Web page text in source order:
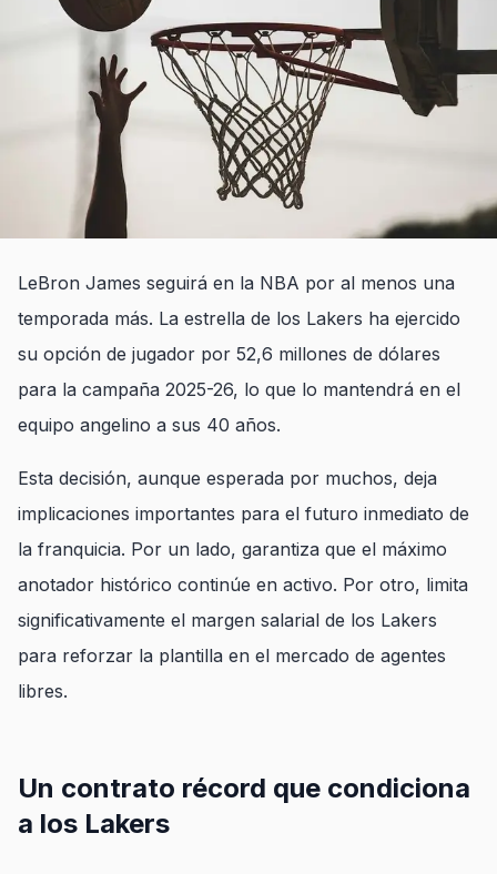
LeBron James seguirá en la NBA por al menos una
temporada más. La estrella de los Lakers ha ejercido
su opción de jugador por 52,6 millones de dólares
para la campaña 2025-26, lo que lo mantendrá en el
equipo angelino a sus 40 años.
Esta decisión, aunque esperada por muchos, deja
implicaciones importantes para el futuro inmediato de
la franquicia. Por un lado, garantiza que el máximo
anotador histórico continúe en activo. Por otro, limita
significativamente el margen salarial de los Lakers
para reforzar la plantilla en el mercado de agentes
libres.
Un contrato récord que condiciona
a los Lakers